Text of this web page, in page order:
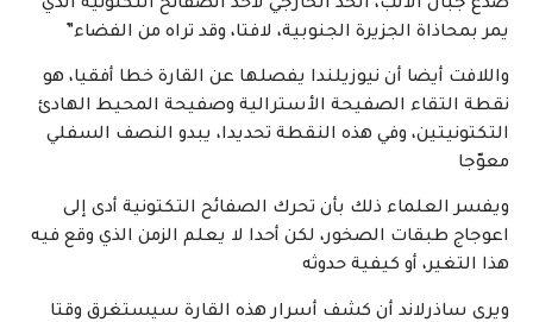
صدع جبال الألب، الحد الخارجي لأحد الصفائح التكتونية الذي
يمر بمحاذاة الجزيرة الجنوبية، لافتا، وقد تراه من الفضاء”
واللافت أيضا أن نيوزيلندا يفصلها عن القارة خطا أفقيا، هو
نقطة التقاء الصفيحة الأسترالية وصفيحة المحيط الهادئ
التكتونيتين، وفي هذه النقطة تحديدا، يبدو النصف السفلي
معوّجا
ويفسر العلماء ذلك بأن تحرك الصفائح التكتونية أدى إلى
اعوجاج طبقات الصخور، لكن أحدا لا يعلم الزمن الذي وقع فيه
هذا التغير، أو كيفية حدوثه
ويرى ساذرلاند أن كشف أسرار هذه القارة سيستغرق وقتا